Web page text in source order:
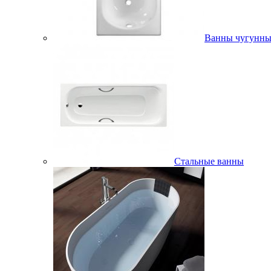
Ванны
Стальные ванны